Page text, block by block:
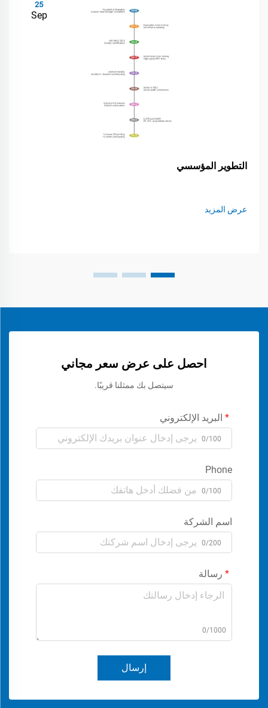
25
Sep
التطوير المؤسسي
عرض المزيد
احصل على عرض سعر مجاني
سيتصل بك ممثلنا قريبًا.
البريد الإلكتروني
0/100
Phone
0/100
اسم الشركة
0/200
رسالة
0/1000
إرسال